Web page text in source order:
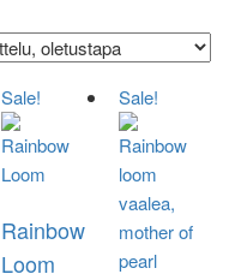
Sale!
Rainbow
Loom
Sale!